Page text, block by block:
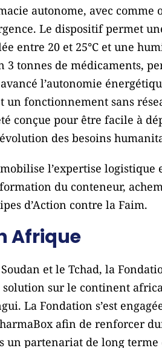
autonome, avec comme
Le dispositif permet
entre 20 et 25°C et une
3 tonnes de médicaments,
l’autonomie
fonctionnement sans
conçue pour être facile à
des besoins
l’expertise logistique
du conteneur,
d’Action contre la Faim.
Afrique
et le Tchad, la
sur le continent
La Fondation s’est
afin de renforcer
un partenariat de long terme